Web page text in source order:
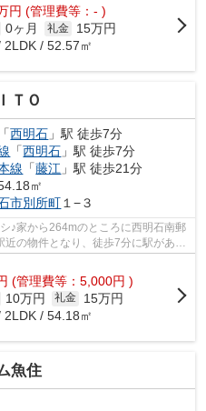
円 (管理費等：- )
0ヶ月 礼金
15万円
2LDK / 52.57㎡
ＴＯ
「西明石 」駅 徒歩7分
「西明石 」駅 徒歩7分
線 「藤江 」駅 徒歩21分
㎡
市別所町 １−３
♪家から264mのところに西明石南郵
の物件となり、徒歩7分に駅があり
(管理費等：5,000円 )
10万円 礼金
15万円
2LDK / 54.18㎡
魚住